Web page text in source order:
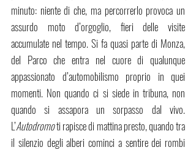
minuto: niente di che, ma percorrerlo provoca un
assurdo moto d’orgoglio, fieri delle visite
accumulate nel tempo. Si fa quasi parte di Monza,
del Parco che entra nel cuore di qualunque
appassionato d’automobilismo proprio in quei
momenti. Non quando ci si siede in tribuna, non
quando si assapora un sorpasso dal vivo.
L’Autodromo ti rapisce di mattina presto, quando tra
il silenzio degli alberi cominci a sentire dei rombi